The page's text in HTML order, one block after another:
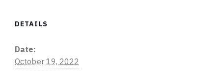
DETAILS
Date:
October 19, 2022